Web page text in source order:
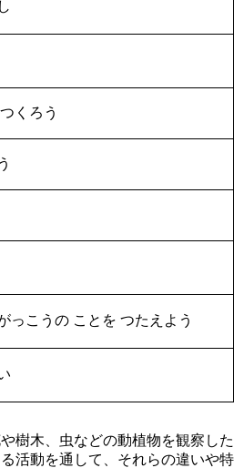
くろう
っこうの ことを つたえよう
樹木、虫などの動植物を観察した
活動を通して、それらの違いや特